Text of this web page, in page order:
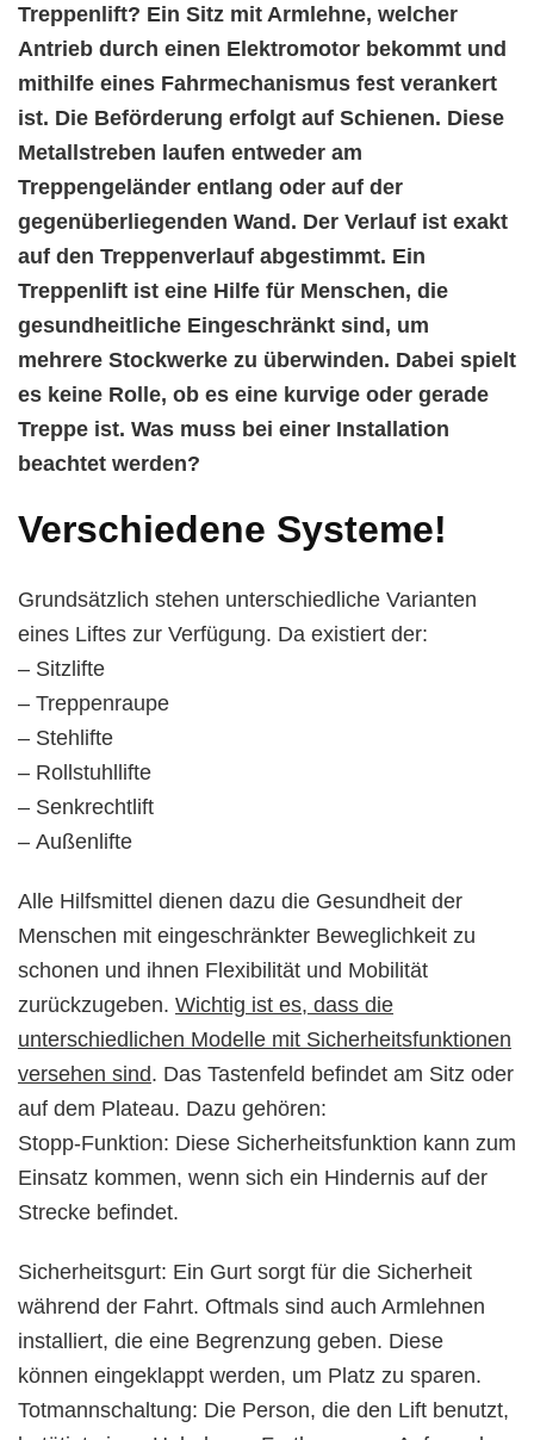
Treppenlift? Ein Sitz mit Armlehne, welcher
Antrieb durch einen Elektromotor bekommt und
mithilfe eines Fahrmechanismus fest verankert
ist. Die Beförderung erfolgt auf Schienen. Diese
Metallstreben laufen entweder am
Treppengeländer entlang oder auf der
gegenüberliegenden Wand. Der Verlauf ist exakt
auf den Treppenverlauf abgestimmt. Ein
Treppenlift ist eine Hilfe für Menschen, die
gesundheitliche Eingeschränkt sind, um
mehrere Stockwerke zu überwinden. Dabei spielt
es keine Rolle, ob es eine kurvige oder gerade
Treppe ist. Was muss bei einer Installation
beachtet werden?
Verschiedene Systeme!
Grundsätzlich stehen unterschiedliche Varianten
eines Liftes zur Verfügung. Da existiert der:
– Sitzlifte
– Treppenraupe
– Stehlifte
– Rollstuhllifte
– Senkrechtlift
– Außenlifte
Alle Hilfsmittel dienen dazu die Gesundheit der
Menschen mit eingeschränkter Beweglichkeit zu
schonen und ihnen Flexibilität und Mobilität
zurückzugeben. Wichtig ist es, dass die
unterschiedlichen Modelle mit Sicherheitsfunktionen
versehen sind. Das Tastenfeld befindet am Sitz oder
auf dem Plateau. Dazu gehören:
Stopp-Funktion: Diese Sicherheitsfunktion kann zum
Einsatz kommen, wenn sich ein Hindernis auf der
Strecke befindet.
Sicherheitsgurt: Ein Gurt sorgt für die Sicherheit
während der Fahrt. Oftmals sind auch Armlehnen
installiert, die eine Begrenzung geben. Diese
können eingeklappt werden, um Platz zu sparen.
Totmannschaltung: Die Person, die den Lift benutzt,